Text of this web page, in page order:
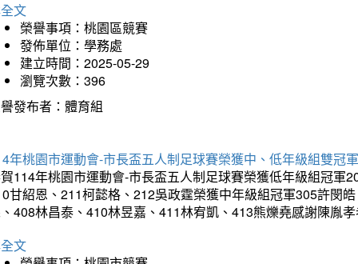
文
榮譽事項：桃園區競賽
發佈單位：學務處
建立時間：2025-05-29
瀏覽次數：396
發布者：體育組
年桃園市運動會-市長盃五人制足球賽榮獲中、低年級組雙冠軍
114年桃園市運動會-市長盃五人制足球賽榮獲低年級組冠
甘紹恩、211柯懿格、212吳政霆榮獲中年級組冠軍305許閔
408林昌泰、410林昱嘉、411林宥凱、413熊爍堯感謝陳胤
文